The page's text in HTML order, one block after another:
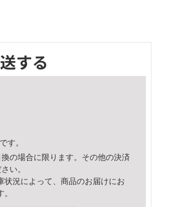
する
す。
の場合に限ります。その他の決済
い。
況によって、商品のお届けにお